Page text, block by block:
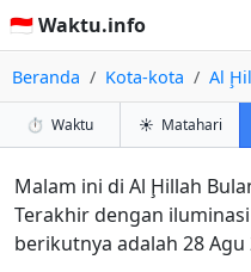
🇮🇩 Waktu.info
Beranda Kota-kota Al
⏱️ Waktu ☀️ Matahari
Malam ini di Al Ḩillah
Terakhir dengan
berikutnya adalah 28 Agu